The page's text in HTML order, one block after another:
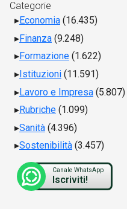
Categorie
Economia (16.435)
Finanza (9.248)
Formazione (1.622)
Istituzioni (11.591)
Lavoro e Impresa (5.807)
Rubriche (1.099)
Sanità (4.396)
Sostenibilità (3.457)
Canale WhatsApp
Iscriviti!